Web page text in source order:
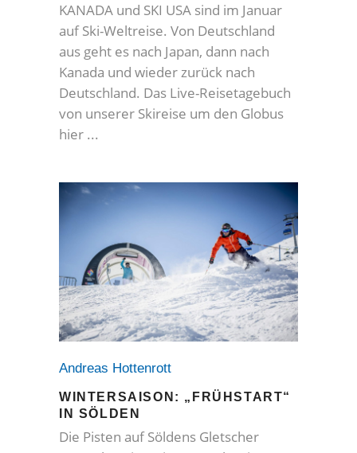
KANADA und SKI USA sind im Januar
auf Ski-Weltreise. Von Deutschland
aus geht es nach Japan, dann nach
Kanada und wieder zurück nach
Deutschland. Das Live-Reisetagebuch
von unserer Skireise um den Globus
hier
Andreas Hottenrott
WINTERSAISON: „FRÜHSTART“
IN SÖLDEN
Die Pisten auf Söldens Gletscher